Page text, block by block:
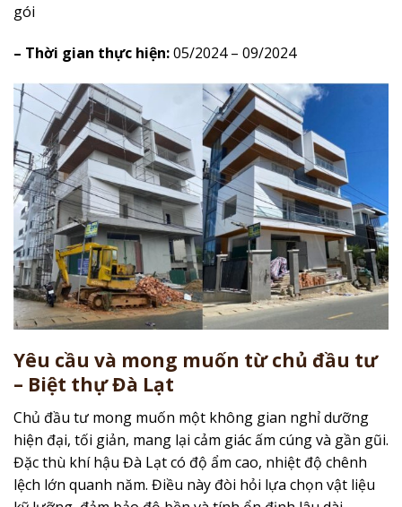
gói
– Thời gian thực hiện:05/2024 – 09/2024
Yêu cầu và mong muốn từ chủ đầu tư
– Biệt thự Đà Lạt
Chủ đầu tư mong muốn một không gian nghỉ dưỡng
hiện đại, tối giản, mang lại cảm giác ấm cúng và gần gũi.
Đặc thù khí hậu Đà Lạt có độ ẩm cao, nhiệt độ chênh
lệch lớn quanh năm. Điều này đòi hỏi lựa chọn vật liệu